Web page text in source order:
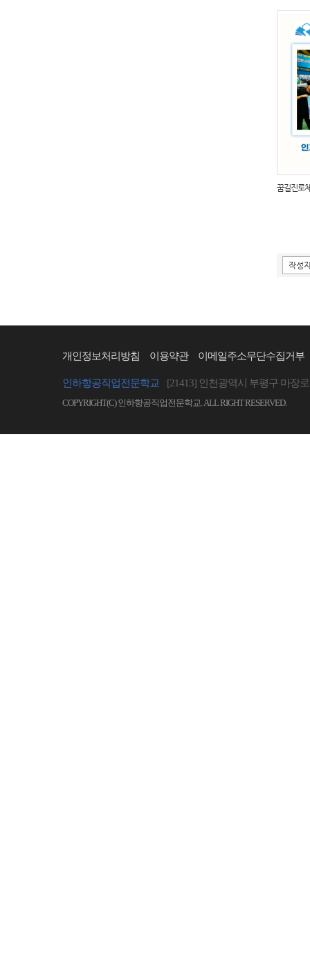
꿈길진로
개인정보처리방침 이용약관 이메일주소무단수집거부
인하항공직업전문학교 [21413] 인천광역시 부평구 마장
COPYRIGHT(C) 인하항공직업전문학교. ALL RIGHT RESERVED.